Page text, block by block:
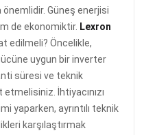
Güneş enerjisi
de ekonomiktir. Lexron
edilmeli? Öncelikle,
uygun bir inverter
süresi ve teknik
İhtiyacınızı
yaparken, ayrıntılı teknik
karşılaştırmak